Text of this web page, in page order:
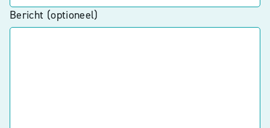
Bericht (optioneel)